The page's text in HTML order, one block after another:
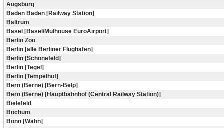
Augsburg
Baden Baden [Railway Station]
Baltrum
Basel [Basel/Mulhouse EuroAirport]
Berlin Zoo
Berlin [alle Berliner Flughäfen]
Berlin [Schönefeld]
Berlin [Tegel]
Berlin [Tempelhof]
Bern (Berne) [Bern-Belp]
Bern (Berne) [Hauptbahnhof (Central Railway Station)]
Bielefeld
Bochum
Bonn [Wahn]